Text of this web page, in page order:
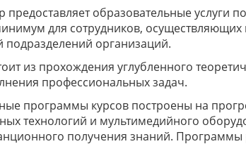
предоставляет образовательные
для сотрудников, осуществляющих
подразделений организаций.
из прохождения углубленного
профессиональных задач.
программы курсов построены на
технологий и мультимедийного
получения знаний.